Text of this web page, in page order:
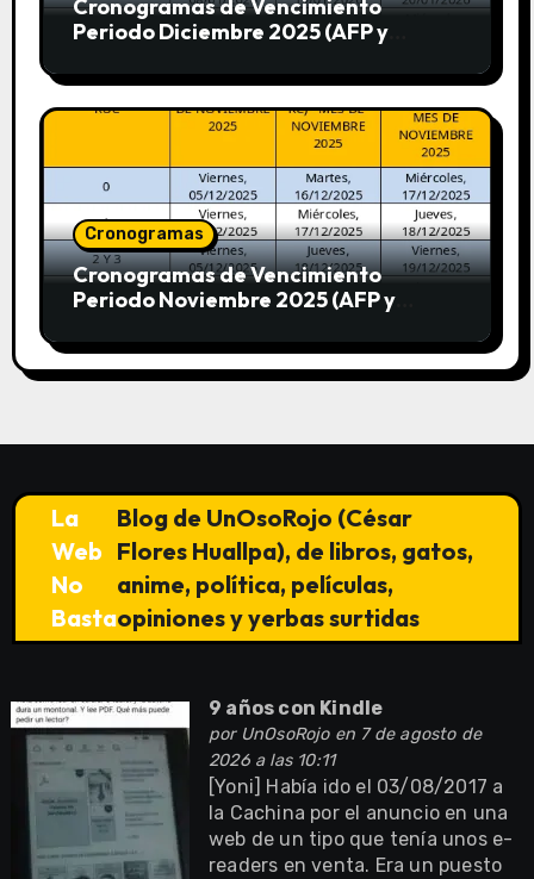
Cronogramas de Vencimiento
Periodo Diciembre 2025 (AFP y
Cronogramas
Cronogramas de Vencimiento
Periodo Noviembre 2025 (AFP y
La
Web
No
Basta
Blog de UnOsoRojo (César
Flores Huallpa), de libros, gatos,
anime, política, películas,
opiniones y yerbas surtidas
9 años con Kindle
por UnOsoRojoen 7 de agosto de
2026 a las 10:11
[Yoni] Había ido el 03/08/2017 a
la Cachina por el anuncio en una
web de un tipo que tenía unos e-
readers en venta. Era un puesto